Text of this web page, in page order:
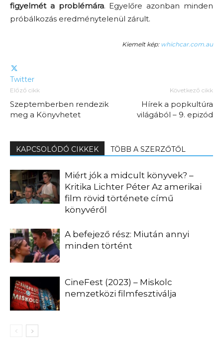
figyelmét a problémára. Egyelőre azonban minden
próbálkozás eredménytelenül zárult.
Kiemelt kép: whichcar.com.au
Twitter
Előző cikk
Szeptemberben rendezik
meg a Könyvhetet
Következő cikk
Hírek a popkultúra
világából – 9. epizód
KAPCSOLÓDÓ CIKKEK TÖBB A SZERZŐTŐL
Miért jók a midcult könyvek? –
Kritika Lichter Péter Az amerikai
film rövid története című
könyvéről
A befejező rész: Miután annyi
minden történt
CineFest (2023) – Miskolc
nemzetközi filmfesztiválja